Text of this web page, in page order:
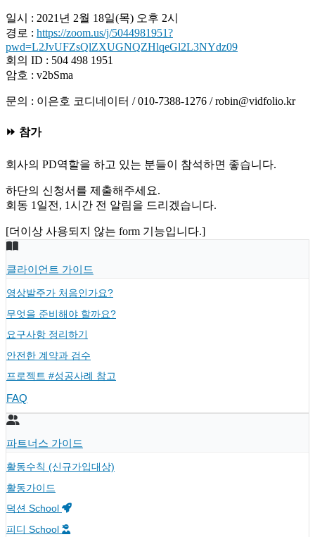
일시 : 2021년 2월 18일(목) 오후 2시
경로 : https://zoom.us/j/5044981951?
pwd=L2JvUFZsQlZXUGNQZHlqeGl2L3NYdz09
회의 ID : 504 498 1951
암호 : v2bSma
문의 : 이은호 코디네이터 / 010-7388-1276 / robin@vidfolio.kr
⏩ 참가
회사의 PD역할을 하고 있는 분들이 참석하면 좋습니다.
하단의 신청서를 제출해주세요.
회동 1일전, 1시간 전 알림을 드리겠습니다.
[더이상 사용되지 않는 form 기능입니다.]
클라이언트 가이드
영상발주가 처음인가요?
무엇을 준비해야 할까요?
요구사항 정리하기
안전한 계약과 검수
프로젝트 #성공사례 참고
FAQ
파트너스 가이드
활동수칙 (신규가입대상)
활동가이드
덕션 School
피디 School